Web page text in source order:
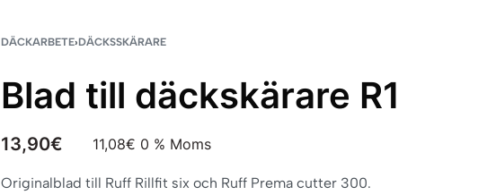
DÄCKARBETE›DÄCKSSKÄRARE
Blad till däckskärare R1
13,90€ 11,08€ 0 % Moms
Originalblad till Ruff Rillfit six och Ruff Prema cutter 300.